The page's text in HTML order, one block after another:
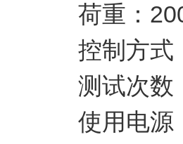
荷重：
控制方式
测试次数
使用电源